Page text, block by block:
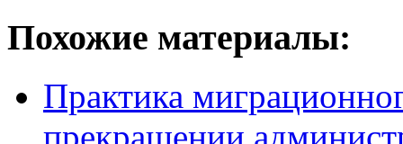
Похожие материалы:
Практика
прекращении